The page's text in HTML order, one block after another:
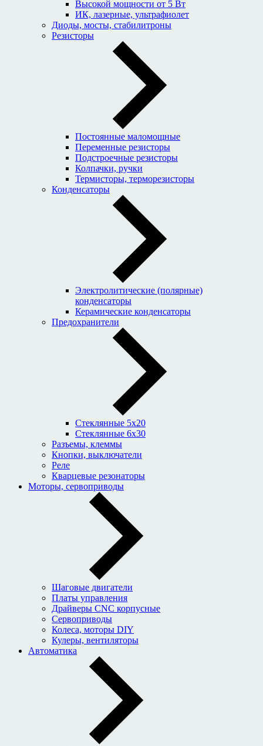
Высокой мощности от 5 Вт
ИК, лазерные, ультрафиолет
Диоды, мосты, стабилитроны
Резисторы
Постоянные маломощные
Переменные резисторы
Подстроечные резисторы
Колпачки, ручки
Термисторы, терморезисторы
Конденсаторы
Электролитические (полярные)
конденсаторы
Керамические конденсаторы
Предохранители
Стеклянные 5x20
Стеклянные 6x30
Разъемы, клеммы
Кнопки, выключатели
Реле
Кварцевые резонаторы
Моторы, сервоприводы
Шаговые двигатели
Платы управления
Драйверы CNC корпусные
Сервоприводы
Колеса, моторы DIY
Кулеры, вентиляторы
Автоматика